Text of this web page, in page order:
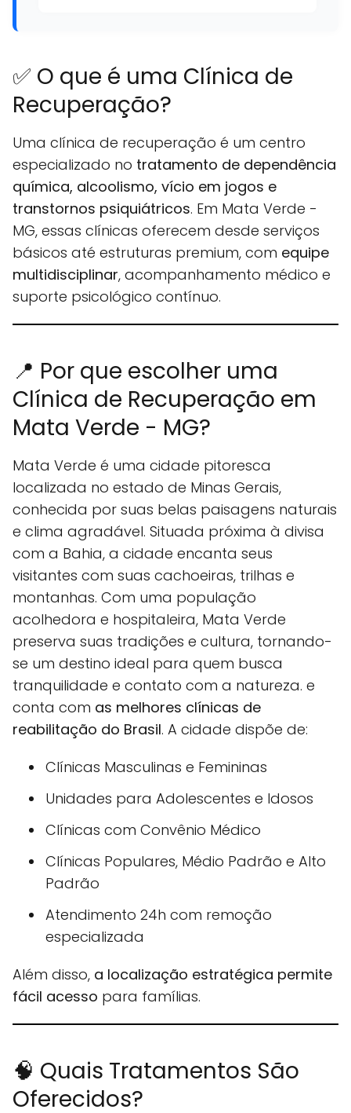
✅ O que é uma Clínica de
Recuperação?
Uma clínica de recuperação é um centro
especializado no tratamento de dependência
química, alcoolismo, vício em jogos e
transtornos psiquiátricos. Em Mata Verde -
MG, essas clínicas oferecem desde serviços
básicos até estruturas premium, com equipe
multidisciplinar, acompanhamento médico e
suporte psicológico contínuo.
📍 Por que escolher uma
Clínica de Recuperação em
Mata Verde - MG?
Mata Verde é uma cidade pitoresca
localizada no estado de Minas Gerais,
conhecida por suas belas paisagens naturais
e clima agradável. Situada próxima à divisa
com a Bahia, a cidade encanta seus
visitantes com suas cachoeiras, trilhas e
montanhas. Com uma população
acolhedora e hospitaleira, Mata Verde
preserva suas tradições e cultura, tornando-
se um destino ideal para quem busca
tranquilidade e contato com a natureza. e
conta com as melhores clínicas de
reabilitação do Brasil. A cidade dispõe de:
Clínicas Masculinas e Femininas
Unidades para Adolescentes e Idosos
Clínicas com Convênio Médico
Clínicas Populares, Médio Padrão e Alto
Padrão
Atendimento 24h com remoção
especializada
Além disso, a localização estratégica permite
fácil acesso para famílias.
🧠 Quais Tratamentos São
Oferecidos?